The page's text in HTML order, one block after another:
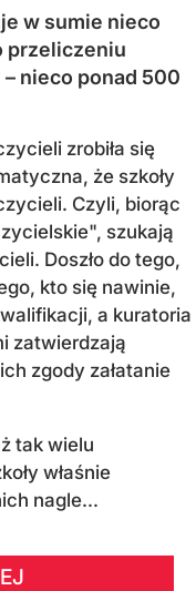
w sumie nieco
przeliczeniu
nieco ponad 500
zrobiła się
że szkoły
Czyli, biorąc
szukają
Doszło do tego,
kto się nawinie,
a kuratoria
zatwierdzają
zgody załatanie
tak wielu
właśnie
nagle...